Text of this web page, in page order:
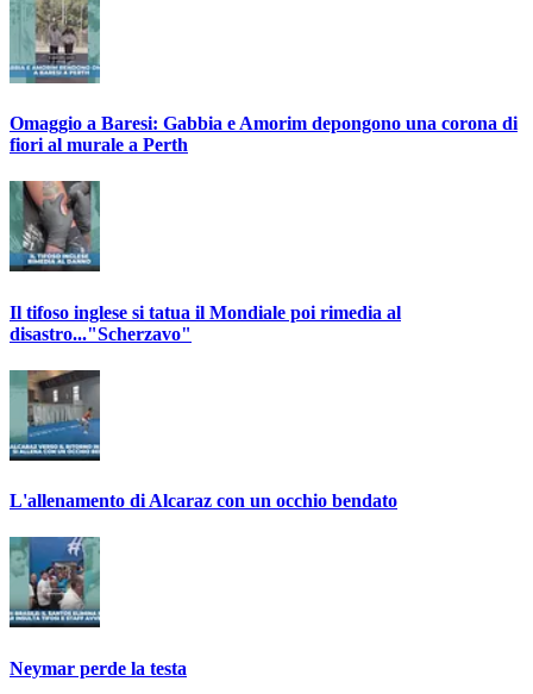
Omaggio a Baresi: Gabbia e Amorim depongono una corona di
fiori al murale a Perth
Il tifoso inglese si tatua il Mondiale poi rimedia al
disastro..."Scherzavo"
L'allenamento di Alcaraz con un occhio bendato
Neymar perde la testa